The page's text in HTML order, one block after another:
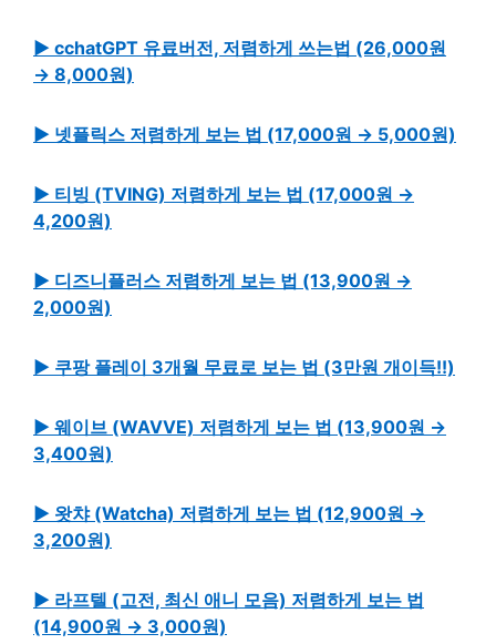
▶ cchatGPT 유료버전, 저렴하게 쓰는법 (26,000원
→ 8,000원)
▶ 넷플릭스 저렴하게 보는 법 (17,000원 → 5,000원)
▶ 티빙 (TVING) 저렴하게 보는 법 (17,000원 →
4,200원)
▶ 디즈니플러스 저렴하게 보는 법 (13,900원 →
2,000원)
▶ 쿠팡 플레이 3개월 무료로 보는 법 (3만원 개이득!!)
▶ 웨이브 (WAVVE) 저렴하게 보는 법 (13,900원 →
3,400원)
▶ 왓챠 (Watcha) 저렴하게 보는 법 (12,900원 →
3,200원)
▶ 라프텔 (고전, 최신 애니 모음) 저렴하게 보는 법
(14,900원 → 3,000원)